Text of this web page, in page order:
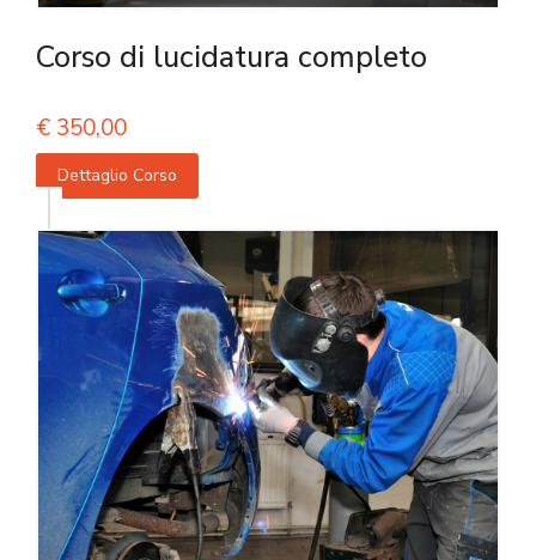
Corso di lucidatura completo
€ 350,00
Dettaglio Corso